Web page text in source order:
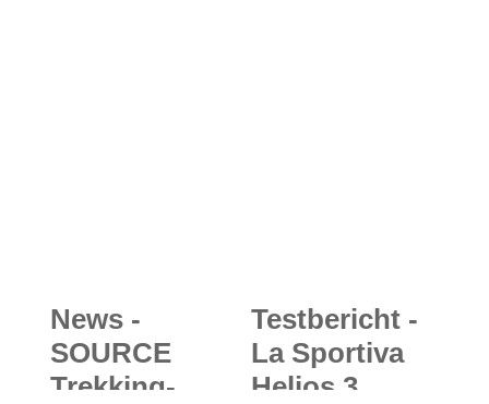
News -
SOURCE
Trekking-
Testbericht -
La Sportiva
Helios 3